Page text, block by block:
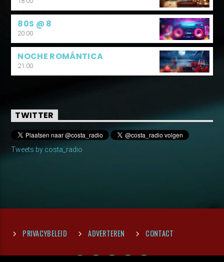
80S @ 8
20:00
NOCHE ROMÁNTICA
21:00
TWITTER
Tweets by costa_radio
PRIVACYBELEID ADVERTEREN CONTACT